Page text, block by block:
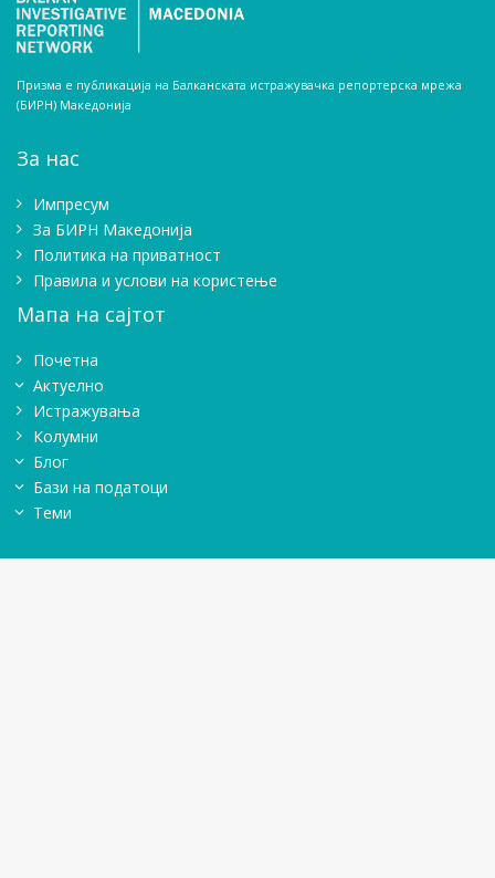
Призма е публикација на Балканската истражувачка репортерска мрежа
(БИРН) Македонија
За нас
Импресум
Зa БИРН Македонија
Политика на приватност
Правила и услови на користење
Мапа на сајтот
Почетна
Актуелно
Истражувањa
Колумни
Блог
Бази на податоци
Теми